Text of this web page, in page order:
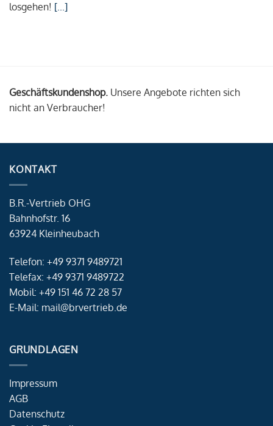
losgehen! [...]
Geschäftskundenshop. Unsere Angebote richten sich
nicht an Verbraucher!
KONTAKT
B.R.-Vertrieb OHG
Bahnhofstr. 16
63924 Kleinheubach
Telefon: +49 9371 9489721
Telefax: +49 9371 9489722
Mobil: +49 151 46 72 28 57
E-Mail: mail@brvertrieb.de
GRUNDLAGEN
Impressum
AGB
Datenschutz